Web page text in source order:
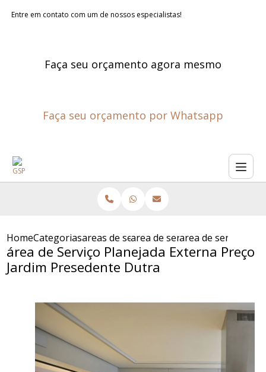
Entre em contato com um de nossos especialistas!
Faça seu orçamento agora mesmo
Faça seu orçamento por Whatsapp
HomeCategoriasareas de servico planejadas
area de servico grande
area de servico
área de Serviço Planejada Externa Preço
Jardim Presedente Dutra